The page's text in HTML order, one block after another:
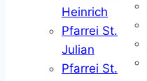
Heinrich
Pfarrei St.
Julian
Pfarrei St.